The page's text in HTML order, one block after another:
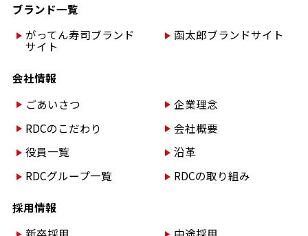
ブランド一覧
がってん寿司ブランド
サイト
函太郎ブランドサイト
会社情報
ごあいさつ
企業理念
RDCのこだわり
会社概要
役員一覧
沿革
RDCグループ一覧
RDCの取り組み
採用情報